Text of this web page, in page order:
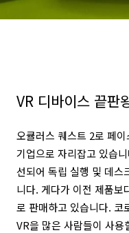
VR 디바이스 끝판
오큘러스 퀘스트 2로 페
기업으로 자리잡고 있습
선되어 독립 실행 및 데스
니다. 게다가 이전 제품보
로 판매하고 있습니다. 코
VR을 많은 사람들이 사